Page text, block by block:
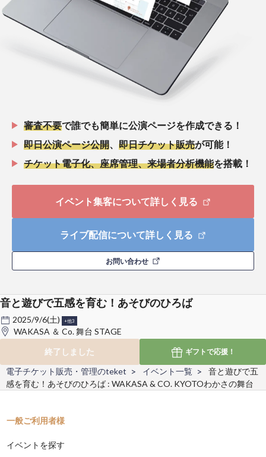
審査不要で誰でも簡単に公演ページを作成できる！
即日公演ページ公開
即日チケット販売が可能！
チケット電子化、座席管理、来場者分析機能を搭載！
イベント集客について詳しく見る
ライブ配信について詳しく見る
お問い合わせ
音と遊びで五感を育む！あそびのひろば
2025/9/6(土) +他3
WAKASA ＆ Co. 舞台 STAGE
終了しました
ギフトで応援！
電子チケット販売・管理のteket イベント一覧
音と遊びで五
感を育む！あそびのひろば : WAKASA & CO. KYOTOわかさの舞台
一般ご利用者様
イベントを探す